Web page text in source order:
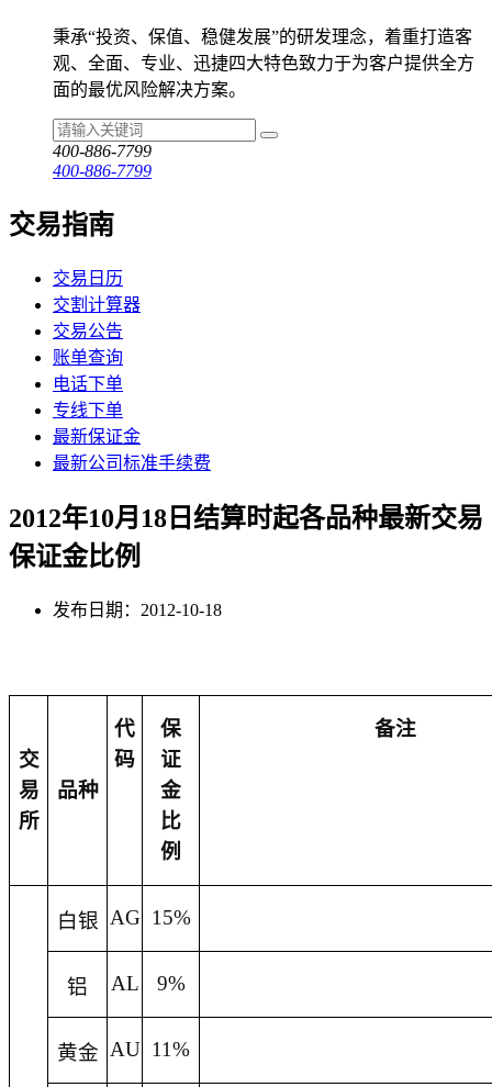
秉承“投资、保值、稳健发展”的研发理念，着重打造客
观、全面、专业、迅捷四大特色致力于为客户提供全方
面的最优风险解决方案。
400-886-7799
400-886-7799
交易指南
交易日历
交割计算器
交易公告
账单查询
电话下单
专线下单
最新保证金
最新公司标准手续费
2012年10月18日结算时起各品种最新交易
保证金比例
发布日期：2012-10-18
交
易
所
品种
代
码
保
证
金
比
例
备注
白银 AG 15%
铝 AL 9%
黄金 AU 11%